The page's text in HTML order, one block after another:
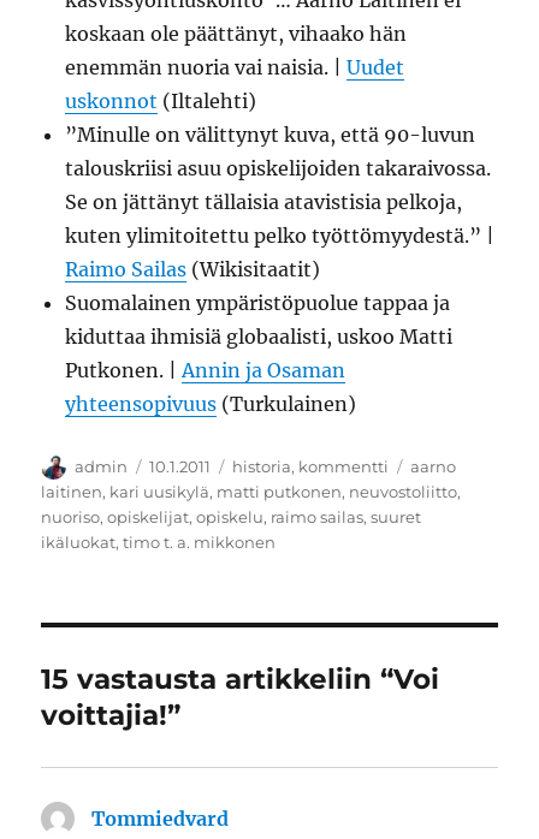
koskaan ole päättänyt, vihaako hän
enemmän nuoria vai naisia. |Uudet
uskonnot (Iltalehti)
”Minulle on välittynyt kuva, että 90-luvun
talouskriisi asuu opiskelijoiden takaraivossa.
Se on jättänyt tällaisia atavistisia pelkoja,
kuten ylimitoitettu pelko työttömyydestä.” |
Raimo Sailas (Wikisitaatit)
Suomalainen ympäristöpuolue tappaa ja
kiduttaa ihmisiä globaalisti, uskoo Matti
Putkonen. |Annin ja Osaman
yhteensopivuus (Turkulainen)
Kirjoittaja
admin Julkaistu
10.1.2011 Kategoriat
historia, kommentti Avainsanat
aarno
laitinen, kari uusikylä, matti putkonen, neuvostoliitto,
nuoriso,opiskelijat,opiskelu, raimo sailas,suuret
ikäluokat,timo t. a. mikkonen
15 vastausta artikkeliin “Voi
voittajia!”
Tommiedvard